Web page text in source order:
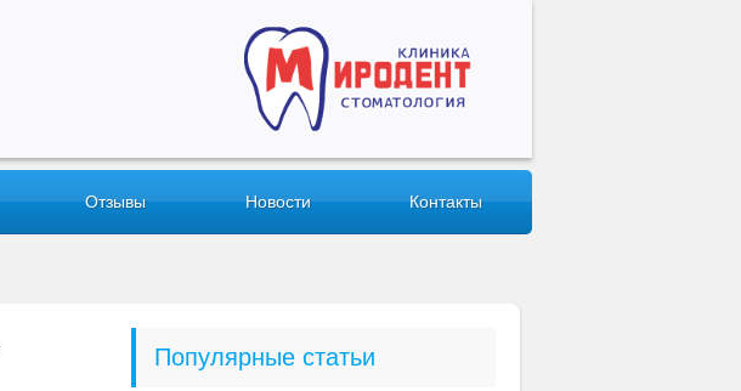
Отзывы Новости Контакты
Популярные статьи